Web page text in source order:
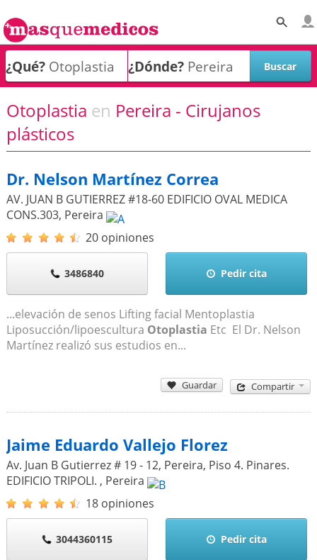
¿Qué? ¿Dónde?
Otoplastia en Pereira - Cirujanos
plásticos
Dr. Nelson Martínez Correa
AV. JUAN B GUTIERREZ #18-60 EDIFICIO OVAL MEDICA
CONS.303, Pereira
20 opiniones
3486840 Pedir cita
...elevación de senos Lifting facial Mentoplastia
Liposucción/lipoescultura Otoplastia Etc El Dr. Nelson
Martínez realizó sus estudios en...
Guardar Compartir
Jaime Eduardo Vallejo Florez
Av. Juan B Gutierrez # 19 - 12, Pereira, Piso 4. Pinares.
EDIFICIO TRIPOLI. , Pereira
18 opiniones
3044360115 Pedir cita